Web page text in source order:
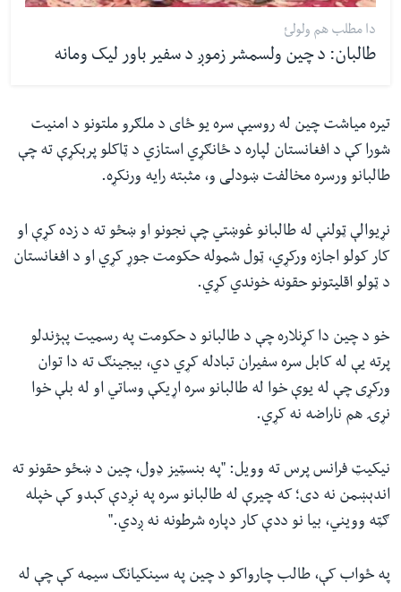
دا مطلب هم ولولئ
طالبان: د چین ولسمشر زموږ د سفیر باور لیک ومانه
تیره میاشت چین له روسیې سره یو ځای د ملګرو ملتونو د امنیت
شورا کې د افغانستان لپاره د ځانګړي استازي د ټاکلو پرېکړې ته چې
طالبانو ورسره مخالفت ښودلی و، مثبته رایه ورنکړه.
نړیوالې ټولنې له طالبانو غوښتي چې نجونو او ښځو ته د زده کړې او
کار کولو اجازه ورکړي، ټول شموله حکومت جوړ کړي او د افغانستان
د ټولو اقلیتونو حقونه خوندي کړي.
خو د چین دا کړنلاره چې د طالبانو د حکومت په رسمیت پېژندلو
پرته یې له کابل سره سفیران تبادله کړي دي، بیجینګ ته دا توان
ورکړی چې له یوې خوا له طالبانو سره اړیکې وساتي او له بلې خوا
نړۍ هم ناراضه نه کړي.
نیکیټ فرانس پرس ته وویل: "په بنسټیز ډول، چین د ښځو حقونو ته
اندېښمن نه دی؛ که چیرې له طالبانو سره په نږدې کېدو کې خپله
ګټه وویني، بیا نو ددې کار دپاره شرطونه نه ږدي."
په ځواب کې، طالب چارواکو د چین په سینکیانګ سیمه کې چې له